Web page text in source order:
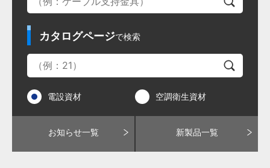
カタログページで検索
電設資材 空調衛生資材
お知らせ一覧 新製品一覧